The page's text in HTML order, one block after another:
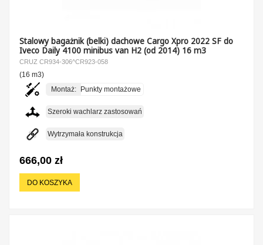
Stalowy bagażnik (belki) dachowe Cargo Xpro 2022 SF do
Iveco Daily 4100 minibus van H2 (od 2014) 16 m3
CRUZ CR934-306^CR923-058
(16 m3)
Montaż:
Punkty montażowe
Szeroki wachlarz zastosowań
Wytrzymała konstrukcja
666,00 zł
DO KOSZYKA